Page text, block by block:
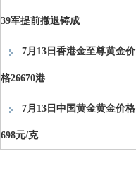
39军提前撤退铸成
7月13日香港金至尊黄金价
格26670港
7月13日中国黄金黄金价格
698元/克